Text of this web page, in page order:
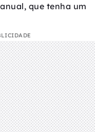
que tenha um